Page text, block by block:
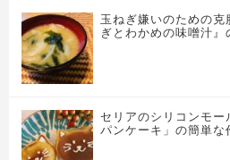
玉ねぎ嫌いのための
ぎとわかめの味噌汁』
セリアのシリコンモ
パンケーキ」の簡単な